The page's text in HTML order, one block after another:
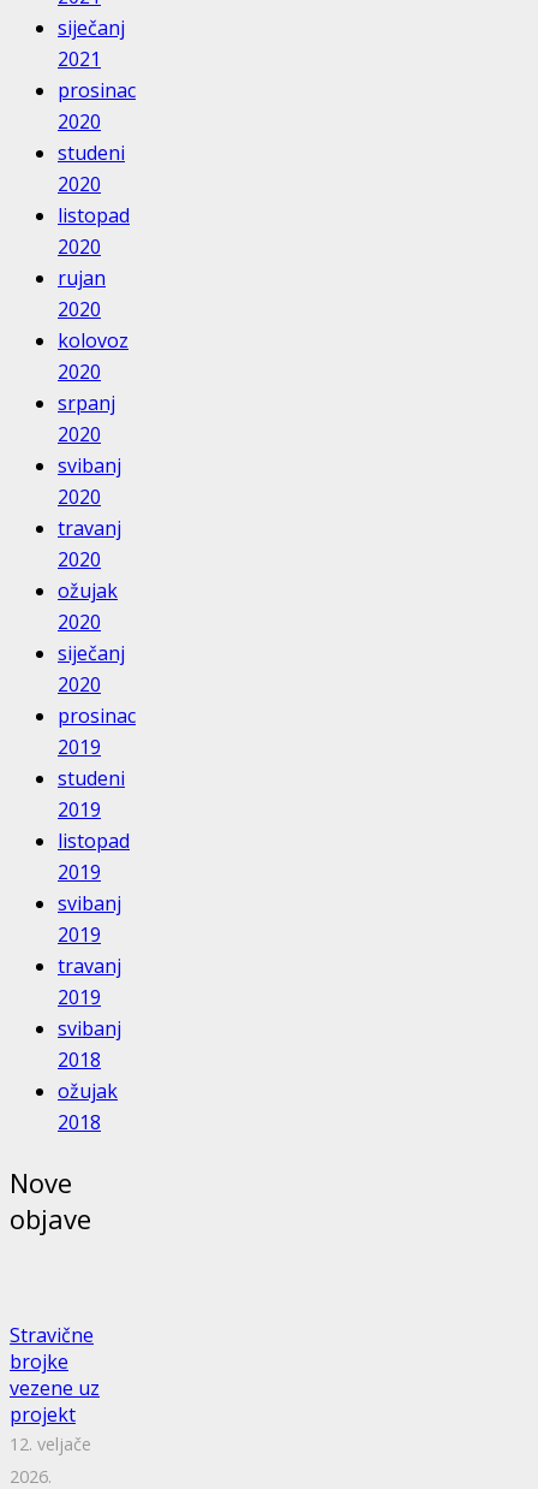
siječanj
2021
prosinac
2020
studeni
2020
listopad
2020
rujan
2020
kolovoz
2020
srpanj
2020
svibanj
2020
travanj
2020
ožujak
2020
siječanj
2020
prosinac
2019
studeni
2019
listopad
2019
svibanj
2019
travanj
2019
svibanj
2018
ožujak
2018
Nove
objave
Stravične
brojke
vezene uz
projekt
12. veljače
2026.